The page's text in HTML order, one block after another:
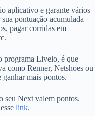
aplicativo e garante vários
pontuação acumulada
pagar corridas em
programa Livelo, é que
como Renner, Netshoes ou
mais pontos.
seu Next valem pontos.
link.